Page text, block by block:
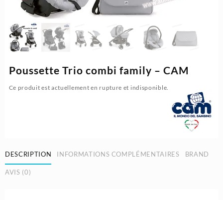
Poussette Trio combi family – CAM
Ce produit est actuellement en rupture et indisponible.
DESCRIPTION INFORMATIONS COMPLÉMENTAIRES BRAND
AVIS (0)